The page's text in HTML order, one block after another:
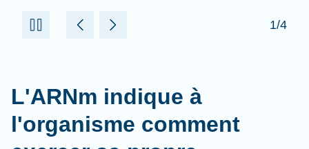
l'organisme comment
exercer sa propre